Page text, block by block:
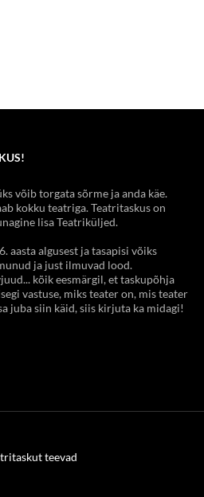
võib torgata sõrme ja anda käe.
kokku teatriga. Teatritaskus on
lisa Teatriküljed.
aasta algusest ja tasapisi võiks
ja just ilmuvad lood.
kõik eesmärgil, et taskupõhja
vastuse, miks teater on, mis teater
juba siin käid, siis kirjuta ka midagi!
teevad